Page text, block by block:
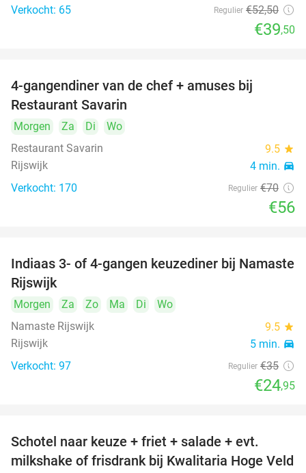
Verkocht: 65 Regulier €52,50
€39,50
4-gangendiner van de chef + amuses bij
Restaurant Savarin
Morgen Za Di
Wo
Restaurant Savarin
9.5 star
Rijswijk 4 min. directions_car
Verkocht: 170 Regulier €70
€56
29%
Indiaas 3- of 4-gangen keuzediner bij Namaste
Rijswijk
Morgen Za Zo Ma Di
Wo
Namaste Rijswijk
9.5 star
Rijswijk 5 min. directions_car
Verkocht: 97 Regulier €35
€24,95
Schotel naar keuze + friet + salade + evt.
milkshake of frisdrank bij Kwalitaria Hoge Veld